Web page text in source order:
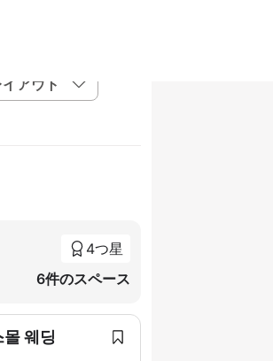
アウト
4つ星
6件のスペース
몰 웨딩